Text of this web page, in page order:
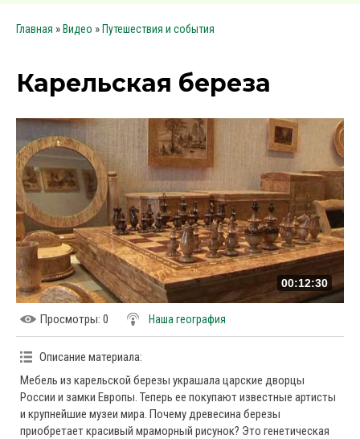
Главная » Видео » Путешествия и события
Карельская береза
00:12:30
Просмотры: 0 Наша география
Описание материала:
Мебель из карельской березы украшала царские дворцы
России и замки Европы. Теперь ее покупают известные артисты
и крупнейшие музеи мира. Почему древесина березы
приобретает красивый мраморный рисунок? Это генетическая